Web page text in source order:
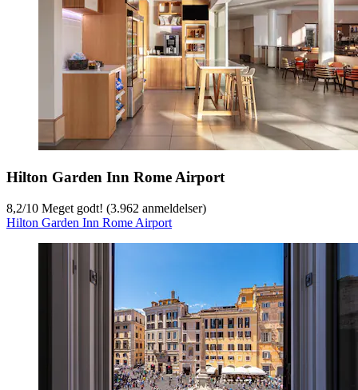
Hilton Garden Inn Rome Airport
8,2/10 Meget godt! (3.962 anmeldelser)
Hilton Garden Inn Rome Airport